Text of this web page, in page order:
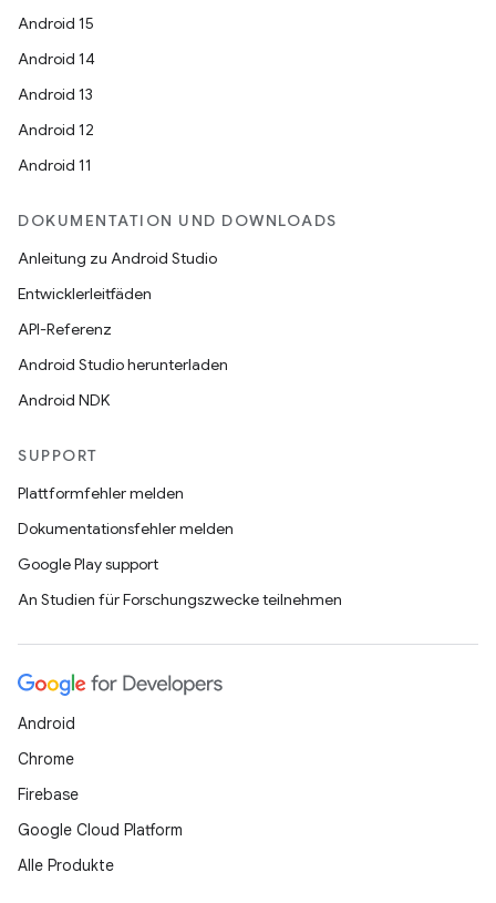
Android 15
Android 14
Android 13
Android 12
Android 11
DOKUMENTATION UND DOWNLOADS
Anleitung zu Android Studio
Entwicklerleitfäden
API-Referenz
Android Studio herunterladen
Android NDK
SUPPORT
Plattformfehler melden
Dokumentationsfehler melden
Google Play support
An Studien für Forschungszwecke teilnehmen
Android
Chrome
Firebase
Google Cloud Platform
Alle Produkte